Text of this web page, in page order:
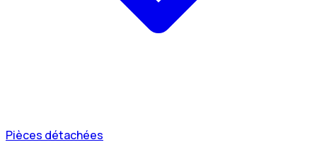
Pièces détachées